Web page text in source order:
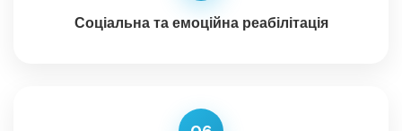
Соціальна та емоційна реабілітація